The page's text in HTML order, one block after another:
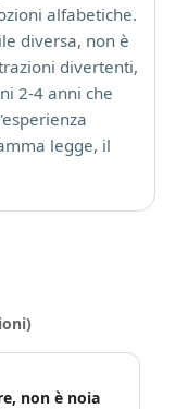
alfabetiche.
diversa, non è
divertenti,
2-4 anni che
legge, il
non è noia